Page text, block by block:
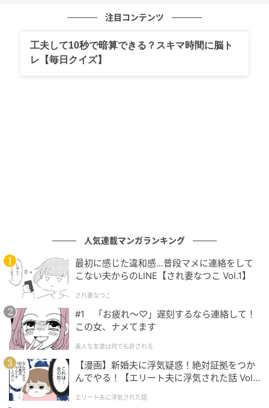
エキサイトニュース
注目コンテンツ
工夫して10秒で暗算できる？スキマ時間に脳ト
レ【毎日クイズ】
人気連載マンガランキング
最初に感じた違和感…普段マメに連絡をして
こない夫からのLINE【され妻なつこ Vol.1】
され妻なつこ
#1 「お疲れ〜♡」遅刻するなら連絡して！
この女、ナメてます
美人な友達は何でも許される
【漫画】新婚夫に浮気疑惑！絶対証拠をつか
んでやる！【エリート夫に浮気された話 Vol.
エリート夫に浮気された話